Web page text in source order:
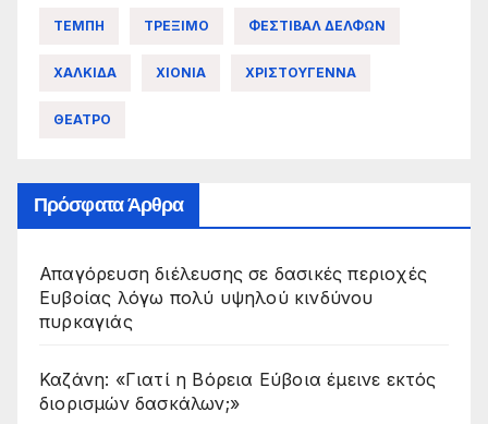
ΤΕΜΠΗ ΤΡΕΞΙΜΟ ΦΕΣΤΙΒΑΛ ΔΕΛΦΩΝ
ΧΑΛΚΙΔΑ ΧΙΟΝΙΑ ΧΡΙΣΤΟΥΓΕΝΝΑ
ΘΕΑΤΡΟ
Πρόσφατα Άρθρα
Απαγόρευση διέλευσης σε δασικές περιοχές
Ευβοίας λόγω πολύ υψηλού κινδύνου
πυρκαγιάς
Καζάνη: «Γιατί η Βόρεια Εύβοια έμεινε εκτός
διορισμών δασκάλων;»